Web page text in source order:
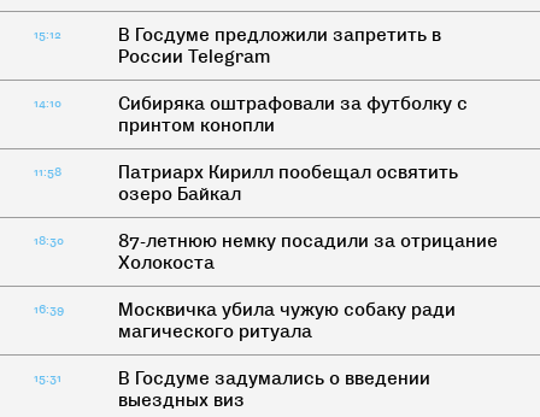
15:12
В Госдуме предложили запретить в
России Telegram
14:10
Сибиряка оштрафовали за футболку с
принтом конопли
11:58
Патриарх Кирилл пообещал освятить
озеро Байкал
18:30
87-летнюю немку посадили за отрицание
Холокоста
16:39
Москвичка убила чужую собаку ради
магического ритуала
15:31
В Госдуме задумались о введении
выездных виз